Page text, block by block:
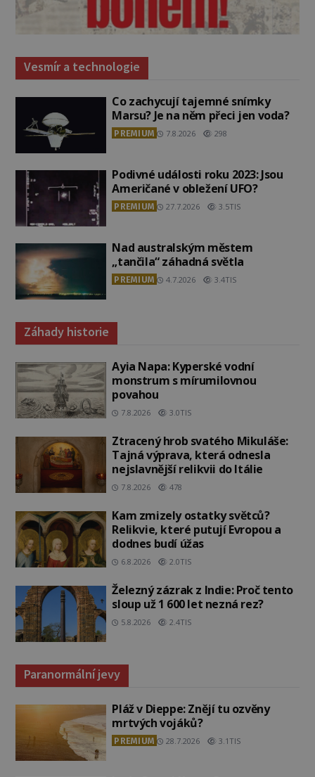
Vesmír a technologie
Co zachycují tajemné snímky
Marsu? Je na něm přeci jen voda?
PREMIUM 7.8.2026 298
Podivné události roku 2023: Jsou
Američané v obležení UFO?
PREMIUM 27.7.2026 3.5TIS
Nad australským městem
„tančila“ záhadná světla
PREMIUM 4.7.2026 3.4TIS
Záhady historie
Ayia Napa: Kyperské vodní
monstrum s mírumilovnou
povahou
7.8.2026 3.0TIS
Ztracený hrob svatého Mikuláše:
Tajná výprava, která odnesla
nejslavnější relikvii do Itálie
7.8.2026 478
Kam zmizely ostatky světců?
Relikvie, které putují Evropou a
dodnes budí úžas
6.8.2026 2.0TIS
Železný zázrak z Indie: Proč tento
sloup už 1 600 let nezná rez?
5.8.2026 2.4TIS
Paranormální jevy
Pláž v Dieppe: Znějí tu ozvěny
mrtvých vojáků?
PREMIUM 28.7.2026 3.1TIS